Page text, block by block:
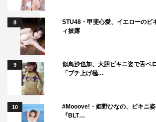
8
STU48・甲斐心愛、イエローのビ
ィ披露
9
似鳥沙也加、大胆ビキニ姿で舌
「ブチ上げ極…
10
#Mooove!・姫野ひなの、ビキニ
『BLT…